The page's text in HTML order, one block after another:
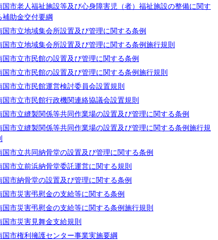
国市老人福祉施設等及び心身障害児（者）福祉施設の整備に関す
補助金交付要綱
国市立地域集会所設置及び管理に関する条例
国市立地域集会所設置及び管理に関する条例施行規則
国市立市民館の設置及び管理に関する条例
国市立市民館の設置及び管理に関する条例施行規則
国市立市民館運営検討委員会設置規則
国市立市民館行政機関連絡協議会設置規則
国市立縫製関係等共同作業場の設置及び管理に関する条例
国市立縫製関係等共同作業場の設置及び管理に関する条例施行規
国市立共同納骨堂の設置及び管理に関する条例
国市立前浜納骨堂委託運営に関する規則
国市納骨堂の設置及び管理に関する条例
国市災害弔慰金の支給等に関する条例
国市災害弔慰金の支給等に関する条例施行規則
国市災害見舞金支給規則
国市権利擁護センター事業実施要綱